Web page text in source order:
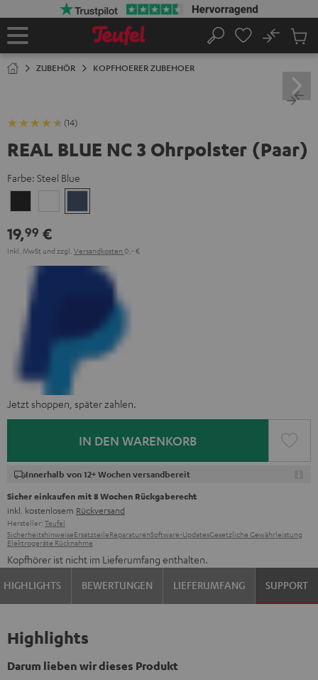
Startseite
Suche
No
ZUBEHÖR KOPFHOERER ZUBEHOER
(14)
REAL BLUE NC 3 Ohrpolster (Paar)
Farbe: Steel Blue
White Blue
19,99 €
Inkl. MwSt und zzgl. Versandkosten 0,‐ €
Jetzt shoppen, später zahlen.
IN DEN WARENKORB
Innerhalb von 12+ Wochen versandbereit
Sicher einkaufen mit 8 Wochen Rückgaberecht
inkl. kostenlosem Rückversand
Hersteller: Teufel
SicherheitshinweiseErsatzteileReparaturenSoftware-UpdatesGesetzliche Gewährleistung
Elektrogeräte Rücknahme
Kopfhörer ist nicht im Lieferumfang enthalten.
HIGHLIGHTS
BEWERTUNGEN LIEFERUMFANG SUPPORT
Highlights
Darum lieben wir dieses Produkt